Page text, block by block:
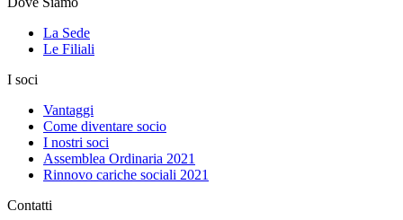
La Sede
Le Filiali
I soci
Vantaggi
Come diventare socio
I nostri soci
Assemblea Ordinaria 2021
Rinnovo cariche sociali 2021
Contatti